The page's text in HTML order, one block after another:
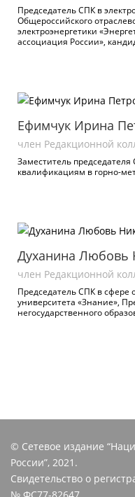
Председатель СПК в
Общероссийского
электроэнергетики
ассоциация России»,
Ефимчук Ирина
член Редакционной
Заместитель
квалификациям в горно-
Духанина Любовь
член Редакционной
Председатель СПК в сфере
университета «Знание»,
негосударственного
© Сетевое издание
России”, 2021.
Свидетельство о